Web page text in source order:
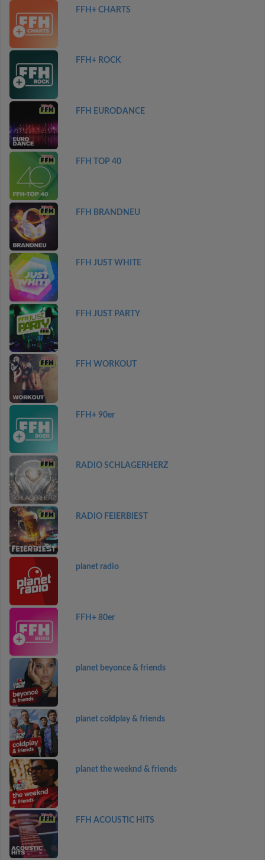
FFH+ CHARTS
FFH+ ROCK
FFH EURODANCE
FFH TOP 40
FFH BRANDNEU
FFH JUST WHITE
FFH JUST PARTY
FFH WORKOUT
FFH+ 90er
RADIO SCHLAGERHERZ
RADIO FEIERBIEST
planet radio
FFH+ 80er
planet beyonce & friends
planet coldplay & friends
planet the weeknd & friends
FFH ACOUSTIC HITS